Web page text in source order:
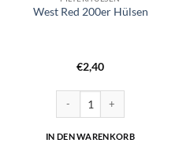
West Red 200er Hülsen
€2,40
IN DEN WARENKORB